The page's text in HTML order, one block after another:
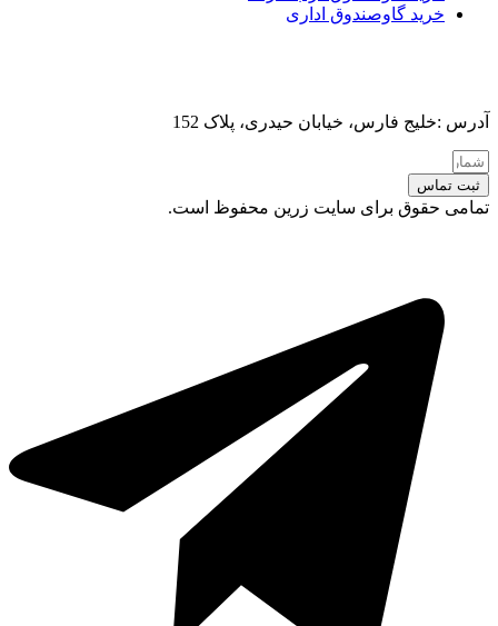
خرید گاوصندوق اداری
آدرس :خلیج فارس، خیابان حیدری، پلاک 152
ثبت تماس
تمامی حقوق برای سایت زرین محفوظ است.